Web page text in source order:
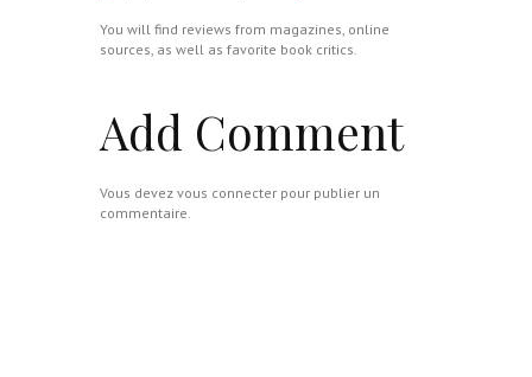
You will find reviews from magazines, online
sources, as well as favorite book critics.
Add Comment
Vous devez vous connecter pour publier un
commentaire.